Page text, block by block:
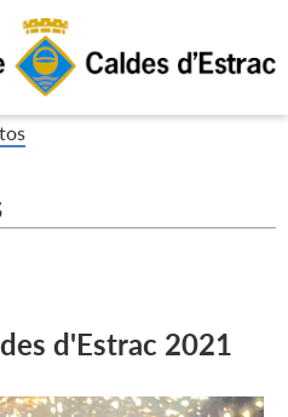
d'Estrac 2021